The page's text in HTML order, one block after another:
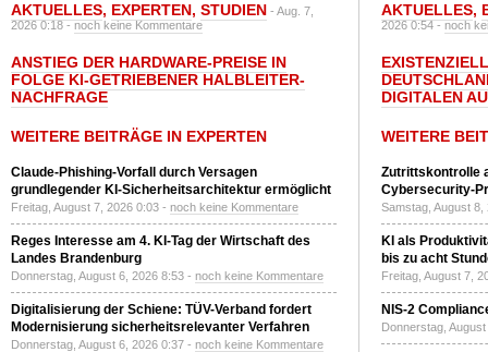
AKTUELLES, EXPERTEN, STUDIEN - Aug. 7,
2026 0:18 -noch keine Kommentare
ANSTIEG DER HARDWARE-PREISE IN
FOLGE KI-GETRIEBENER HALBLEITER-
NACHFRAGE
WEITERE BEITRÄGE IN EXPERTEN
Claude-Phishing-Vorfall durch Versagen
grundlegender KI-Sicherheitsarchitektur ermöglicht
Freitag, August 7, 2026 0:03 - noch keine Kommentare
Reges Interesse am 4. KI-Tag der Wirtschaft des
Landes Brandenburg
Donnerstag, August 6, 2026 8:53 - noch keine Kommentare
Digitalisierung der Schiene: TÜV-Verband fordert
Modernisierung sicherheitsrelevanter Verfahren
Donnerstag, August 6, 2026 0:37 - noch keine Kommentare
AKTUELLES,
2026 0:54 -noch
DIGITALEN
WEITERE
Zutrittskontrolle
Cybersecurity-
Samstag, August
KI als
bis zu acht
Freitag, August 7,
NIS-2
Donnerstag,